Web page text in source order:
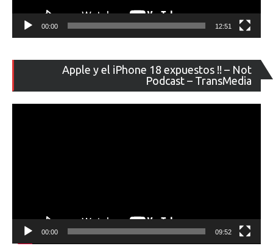
00:00 12:51
Apple y el iPhone 18 expuestos !! – Not
Podcast – TransMedia
de
00:00 09:52